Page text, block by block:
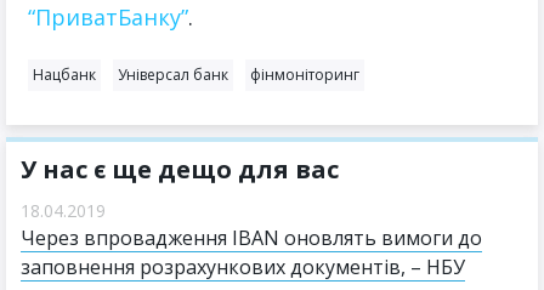
“ПриватБанку”.
Нацбанк Універсал банк фінмоніторинг
У нас є ще дещо для вас
18.04.2019
Через впровадження IBAN оновлять вимоги до
заповнення розрахункових документів, – НБУ